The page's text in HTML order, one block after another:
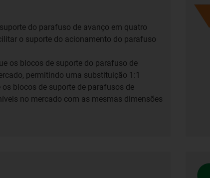
do parafuso de avanço em quatro
o suporte do acionamento do parafuso
os blocos de suporte do parafuso de
permitindo uma substituição 1:1
os blocos de suporte de parafusos de
no mercado com as mesmas dimensões